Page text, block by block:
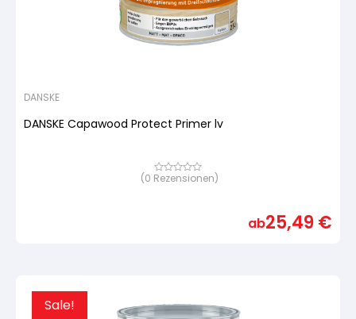
DANSKE
DANSKE Capawood Protect Primer lv
Bewertet
(0 Rezensionen)
ab25,49€
Sale!